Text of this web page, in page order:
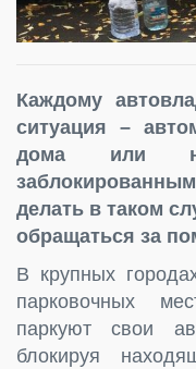
Каждому
ситуация –
дома или на
делать в таком
обращаться за
В крупных
парковочных
паркуют свои
блокируя